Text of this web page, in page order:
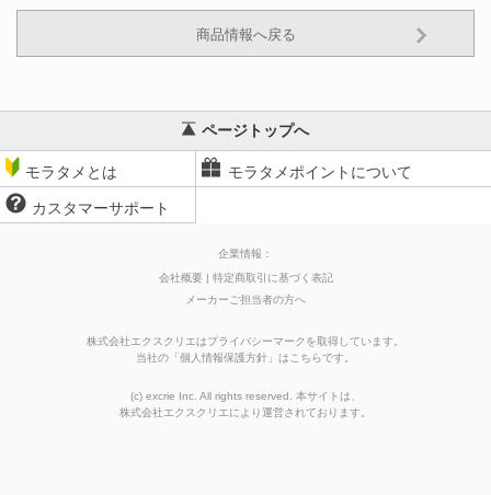
商品情報へ戻る
ページトップへ
モラタメとは モラタメポイントについて
カスタマーサポート
企業情報：
会社概要
特定商取引に基づく表記
メーカーご担当者の方へ
株式会社エクスクリエはプライバシーマークを取得しています。
当社の 「個人情報保護方針 」はこちらです。
(c) excrie Inc. All rights reserved. 本サイトは、
株式会社エクスクリエにより運営されております。